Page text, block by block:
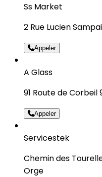
Ss Market
2 Rue Lucien
Appeler
A Glass
91 Route de Corbeil
Appeler
Servicestek
Chemin des
Orge